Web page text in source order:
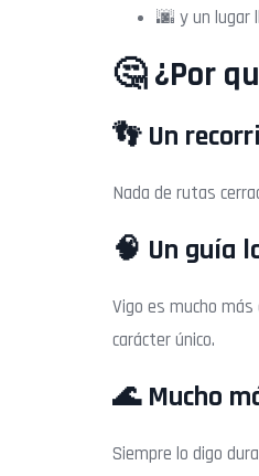
🌆 y un lugar
🤔 ¿Por
👣 Un
Nada de rutas
🧠 Un guía
Vigo es mucho
carácter único.
🌊 Mucho
Siempre lo digo